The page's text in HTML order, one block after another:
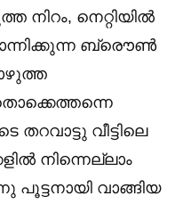
നെറ്റിയില്‍
ബ്രൌണ്‍
വീട്ടിലെ
നിന്നെല്ലാം
പൂട്ടനായി വാങ്ങിയ